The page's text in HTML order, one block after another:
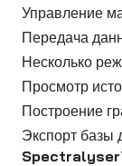
Управление
Передача
Несколько
Просмотр
Построение
Экспорт базы